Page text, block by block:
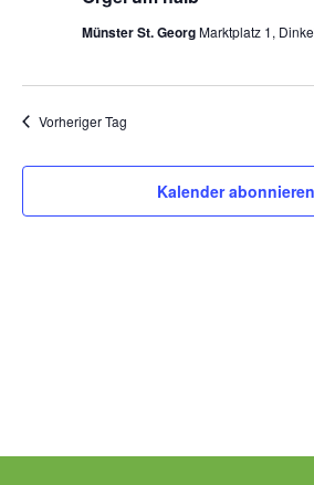
Pfarrgarten
Geschichte
MaiMünster St. GeorgMarktplatz 1,
Vorheriger Tag
Kalender abonnieren